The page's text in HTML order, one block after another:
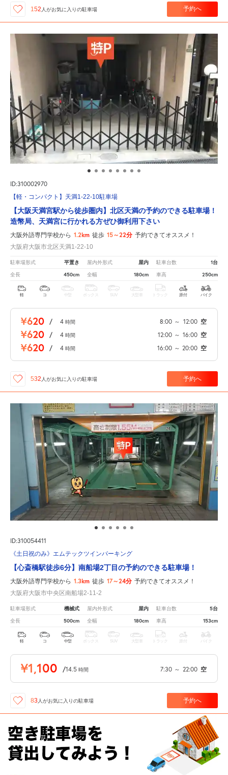
152 人がお気に入りの駐車場 予約へ
ID:310002970
【軽・コンパクト】天満1-22-10駐車場
【大阪天満宮駅から徒歩圏内】北区天満の予約のできる駐車場！
造幣局、天満宮に行かれる方ぜひ御利用下さい
大阪外語専門学校から 1.2km 徒歩 15～22分 予約できてオススメ！
大阪府大阪市北区天満1-22-10
駐車場形式 平置き 屋内外形式 屋内 駐車台数 1台
全長 450cm 全幅 180cm 車高 250cm
軽 コ 中型 ボックス SUV 大型車 トラック 原付 バイク
¥620 / 4 時間 8:00 ～ 12:00 空
¥620 / 4 時間 12:00 ～ 16:00 空
¥620 / 4 時間 16:00 ～ 20:00 空
532 人がお気に入りの駐車場 予約へ
ID:310054411
《土日祝のみ》エムテックツインパーキング
【心斎橋駅徒歩6分】南船場2丁目の予約のできる駐車場！
大阪外語専門学校から 1.3km 徒歩 17～24分 予約できてオススメ！
大阪府大阪市中央区南船場2-11-2
駐車場形式 機械式 屋内外形式 屋内 駐車台数 5台
全長 500cm 全幅 180cm 車高 153cm
軽 コ 中型 ボックス SUV 大型車 トラック 原付 バイク
¥1,100 /14.5 時間 7:30 ～ 22:00 空
83人がお気に入りの駐車場 予約へ